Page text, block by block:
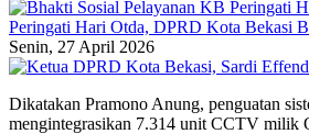
Peringati Hari Otda, DPRD Kota Bekasi
Senin, 27 April 2026
Dikatakan Pramono Anung, penguatan
mengintegrasikan 7.314 unit CCTV milik